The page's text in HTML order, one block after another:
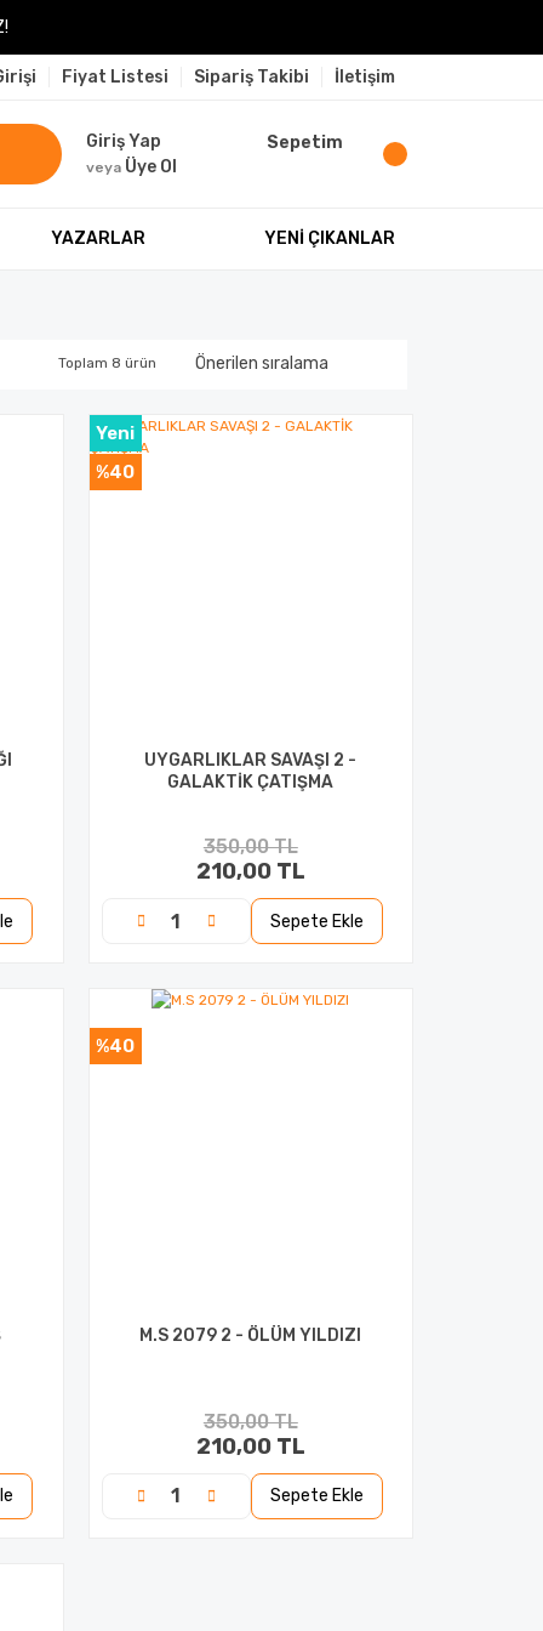
Fiyat Listesi Sipariş Takibi İletişim
Giriş Yap
veya Üye Ol
Sepetim
YAZARLAR YENİ ÇIKANLAR
Toplam 8 ürün
%40
Yeni
UYGARLIKLAR SAVAŞI 2 -
GALAKTİK ÇATIŞMA
350,00 TL
210,00 TL
Sepete Ekle
%40
M.S 2079 2 - ÖLÜM YILDIZI
350,00 TL
210,00 TL
Sepete Ekle